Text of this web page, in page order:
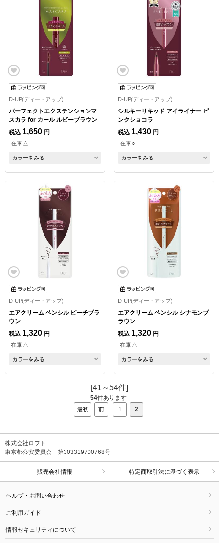
D-UP(ディー・アップ)
パーフェクトエクステンションマ
スカラ for カール ルビーブラウン
税込 1,650 円
在庫 △
カラーをみる
D-UP(ディー・アップ)
シルキーリキッド アイライナー ピ
ンクショコラ
税込 1,430 円
在庫 ○
カラーをみる
D-UP(ディー・アップ)
エアクリーム ペンシル ピーチブラ
ウン
税込 1,320 円
在庫 △
カラーをみる
D-UP(ディー・アップ)
エアクリーム ペンシル シナモンブ
ラウン
税込 1,320 円
在庫 △
カラーをみる
[41～54件]
54件あります
最初
前 1 2
株式会社ロフト
東京都公安委員会 第303319700768号
販売会社情報 特定商取引法に基づく表示
ヘルプ・お問い合わせ
ご利用ガイド
情報セキュリティについて